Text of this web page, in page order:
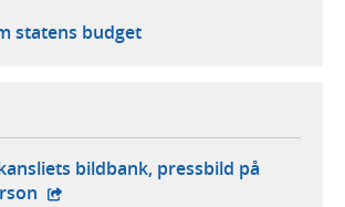
statens budget
bildbank, pressbild på
- extern webbplats,